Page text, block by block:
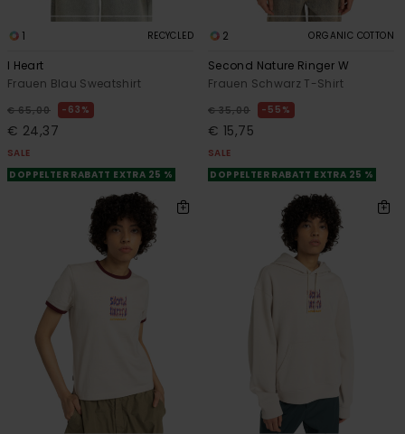
1 RECYCLED
I Heart
Frauen Blau Sweatshirt
€ 65,00 63%
€ 24,37
SALE
DOPPELTER RABATT EXTRA 25 %
2 ORGANIC COTTON
Second Nature Ringer W
Frauen Schwarz T-Shirt
€ 35,00 55%
€ 15,75
SALE
DOPPELTER RABATT EXTRA 25 %